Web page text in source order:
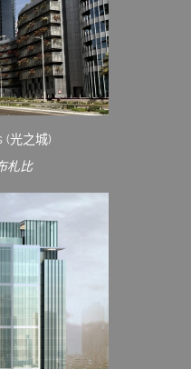
光之城)
札比